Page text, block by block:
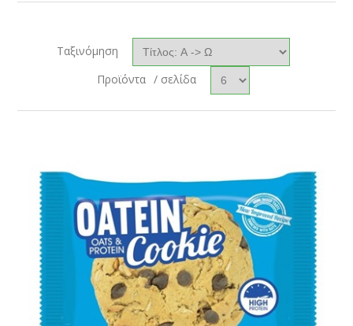
Ταξινόμηση
Προϊόντα / σελίδα